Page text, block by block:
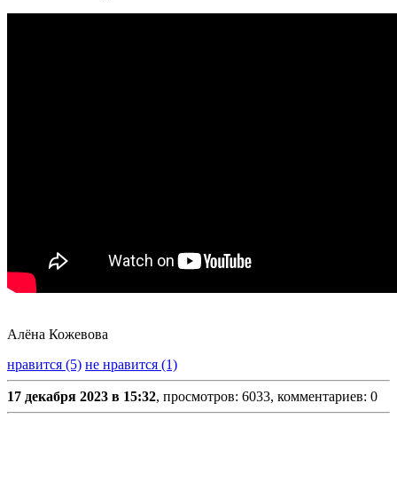
Алёна Кожевова
нравится (5) не нравится (1)
17 декабря 2023 в 15:32, просмотров: 6033, комментариев: 0